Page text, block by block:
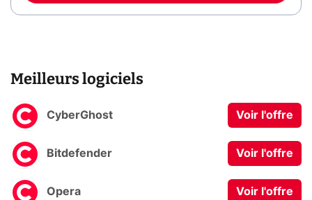
Meilleurs logiciels
CyberGhost Voir l'offre
Bitdefender Voir l'offre
Opera Voir l'offre